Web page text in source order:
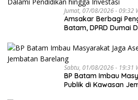
Jumat, 07/08/2026 - 09:32
Amsakar Berbagi
Batam, DPRD Dumai
Sabtu, 01/08/2026 - 19:31
BP Batam Imbau
Publik di Kawasan